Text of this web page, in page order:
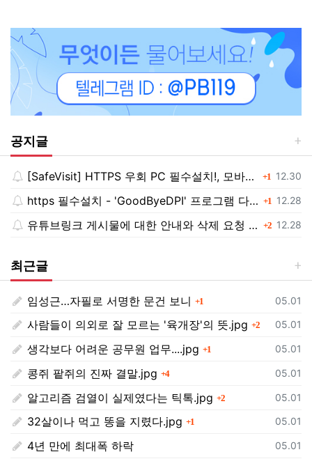
공지글
등록일
12.30
[SafeVisit] HTTPS 우회 PC 필수설치!, 모바일 최강속도 1댓글
등록일
12.28
https 필수설치 - 'GoodByeDPI' 프로그램 다운로드<< 1댓글
등록일
12.28
유튜브링크 게시물에 대한 안내와 삭제 요청 공지 2댓글
최근글
등록일
05.01
임성근…자필로 서명한 문건 보니 1
등록일
05.01
사람들이 의외로 잘 모르는 '육개장'의 뜻.jpg 2댓글
등록일
05.01
생각보다 어려운 공무원 업무....jpg 1
등록일
05.01
콩쥐 팥쥐의 진짜 결말.jpg 4댓글
등록일
05.01
알고리즘 검열이 실제였다는 틱톡.jpg 2댓글
등록일
05.01
32살이나 먹고 똥을 지렸다.jpg 1
등록일
05.01
4년 만에 최대폭 하락